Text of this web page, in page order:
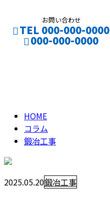
お問い合わせ
TEL 000-000-0000
000-000-0000
HOME
コラム
鍛冶工事
2025.05.20鍛冶工事